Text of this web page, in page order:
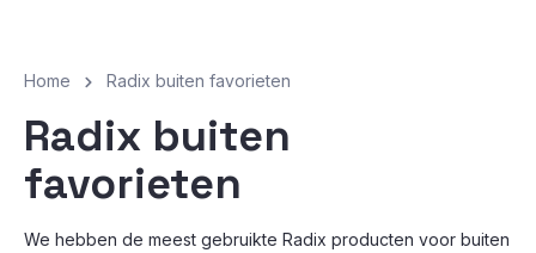
Home Radix buiten favorieten
Radix buiten
favorieten
We hebben de meest gebruikte Radix producten voor buiten